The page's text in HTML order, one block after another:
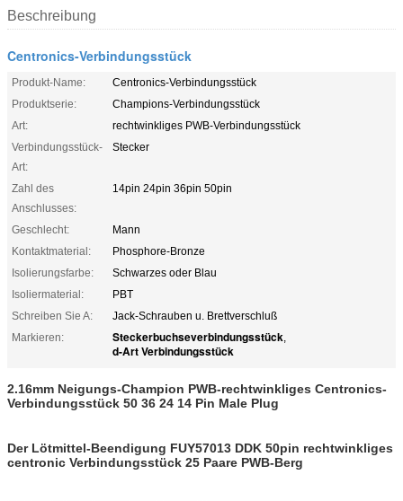
Beschreibung
Centronics-Verbindungsstück
Produkt-Name:
Centronics-Verbindungsstück
Produktserie:
Champions-Verbindungsstück
Art:
rechtwinkliges PWB-Verbindungsstück
Verbindungsstück-
Art:
Stecker
Zahl des
Anschlusses:
14pin 24pin 36pin 50pin
Geschlecht:
Mann
Kontaktmaterial:
Phosphore-Bronze
Isolierungsfarbe:
Schwarzes oder Blau
Isoliermaterial:
PBT
Schreiben Sie A:
Jack-Schrauben u. Brettverschluß
Markieren:
Steckerbuchseverbindungsstück,
d-Art Verbindungsstück
2.16mm Neigungs-Champion PWB-rechtwinkliges Centronics-
Verbindungsstück 50 36 24 14 Pin Male Plug
Der Lötmittel-Beendigung FUY57013 DDK 50pin rechtwinkliges
centronic Verbindungsstück 25 Paare PWB-Berg